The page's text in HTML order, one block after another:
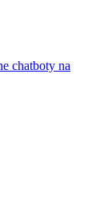
chatboty na